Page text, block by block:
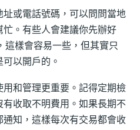
或電話號碼，可以問問當地
。有些人會建議你先辦好
這樣會容易一些，但其實只
以開戶的。
和管理更重要。記得定期檢
收取不明費用。如果長期不
知，這樣每次有交易都會收